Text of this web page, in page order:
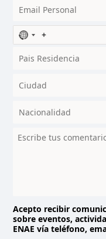
N
o
c
u
t
y
t
e
d
Acepto recibir
sobre eventos,
ENAE vía teléfono,